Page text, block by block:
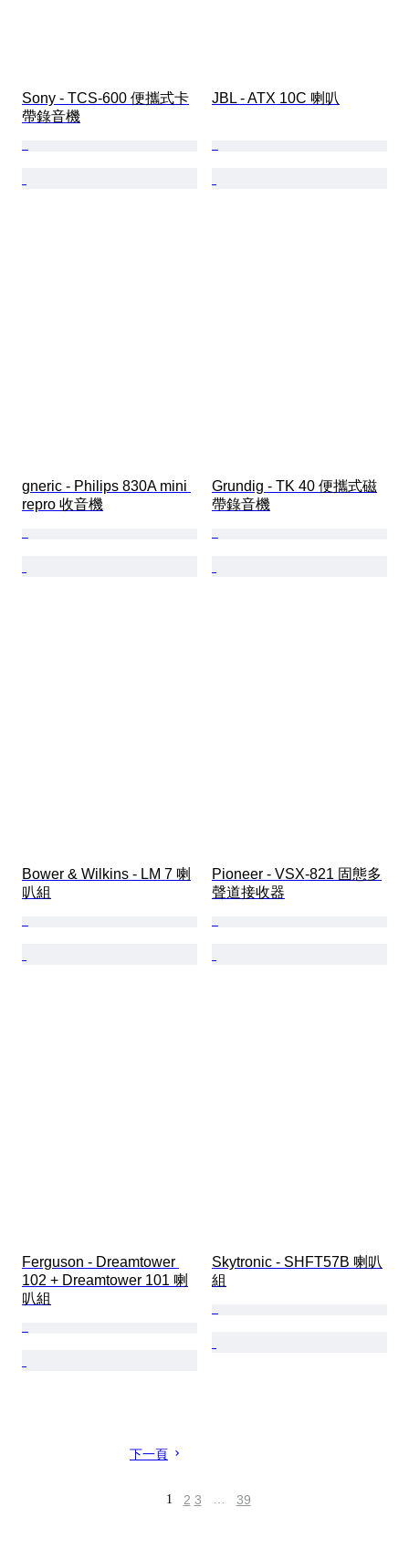
Sony - TCS-600 便攜式卡
帶錄音機
JBL - ATX 10C 喇叭
gneric - Philips 830A mini
repro 收音機
Grundig - TK 40 便攜式磁
帶錄音機
Bower & Wilkins - LM 7 喇
叭組
Pioneer - VSX-821 固態多
聲道接收器
Ferguson - Dreamtower
102 + Dreamtower 101 喇
叭組
Skytronic - SHFT57B 喇叭
組
下一頁
1 2 3 … 39